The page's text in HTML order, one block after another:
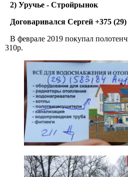
2) Уручье - Стройрынок
Договаривался Сергей +375 (29)
В феврале 2019 покупал
310р.